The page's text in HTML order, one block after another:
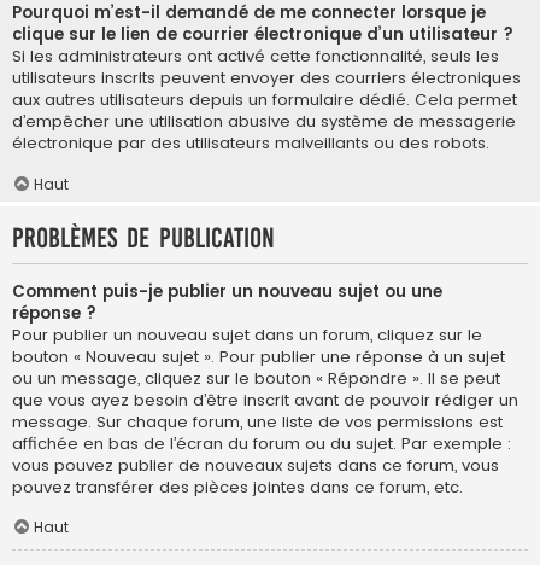
Pourquoi m’est-il demandé de me connecter lorsque je
clique sur le lien de courrier électronique d’un utilisateur ?
Si les administrateurs ont activé cette fonctionnalité, seuls les
utilisateurs inscrits peuvent envoyer des courriers électroniques
aux autres utilisateurs depuis un formulaire dédié. Cela permet
d’empêcher une utilisation abusive du système de messagerie
électronique par des utilisateurs malveillants ou des robots.
Haut
Problèmes de publication
Comment puis-je publier un nouveau sujet ou une
réponse ?
Pour publier un nouveau sujet dans un forum, cliquez sur le
bouton « Nouveau sujet ». Pour publier une réponse à un sujet
ou un message, cliquez sur le bouton « Répondre ». Il se peut
que vous ayez besoin d’être inscrit avant de pouvoir rédiger un
message. Sur chaque forum, une liste de vos permissions est
affichée en bas de l’écran du forum ou du sujet. Par exemple :
vous pouvez publier de nouveaux sujets dans ce forum, vous
pouvez transférer des pièces jointes dans ce forum, etc.
Haut